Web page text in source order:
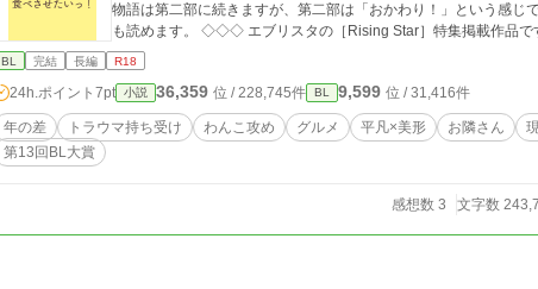
物語は第二部に続きますが、第二部は「おかわり！」という感じ
も読めます。 ◇◇◇ エブリスタの［Rising Star］特集掲載作品
BL 完結 長編 R18
24h.ポイント 7pt 小説 36,359 位 / 228,745件 BL 9,599 位 / 31,416件
年の差 トラウマ持ち受け わんこ攻め グルメ 平凡×美形 お隣さん
第13回BL大賞
感想数 3 文字数